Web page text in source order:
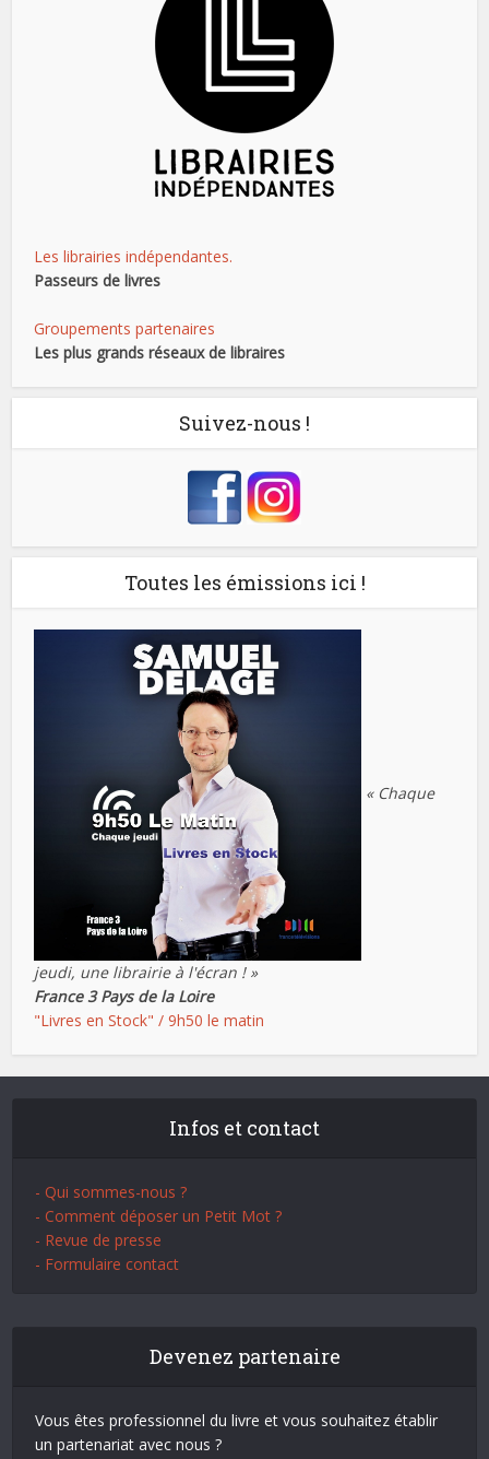
Les librairies indépendantes.
Passeurs de livres
Groupements partenaires
Les plus grands réseaux de libraires
Suivez-nous !
Toutes les émissions ici !
« Chaque
jeudi, une librairie à l'écran ! »
France 3 Pays de la Loire
"Livres en Stock" / 9h50 le matin
Infos et contact
- Qui sommes-nous ?
- Comment déposer un Petit Mot ?
- Revue de presse
- Formulaire contact
Devenez partenaire
Vous êtes professionnel du livre et vous souhaitez établir
un partenariat avec nous ?